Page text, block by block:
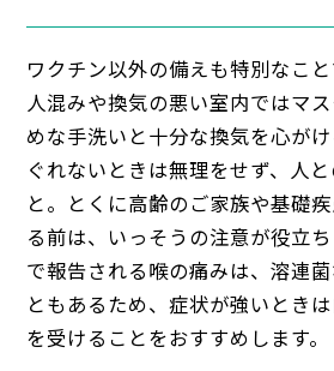
ワクチン以外の備えも特別なこと
人混みや換気の悪い室内ではマ
めな手洗いと十分な換気を心が
ぐれないときは無理をせず、人
と。とくに高齢のご家族や基礎
る前は、いっそうの注意が役立
で報告される喉の痛みは、溶連
ともあるため、症状が強いとき
を受けることをおすすめします。